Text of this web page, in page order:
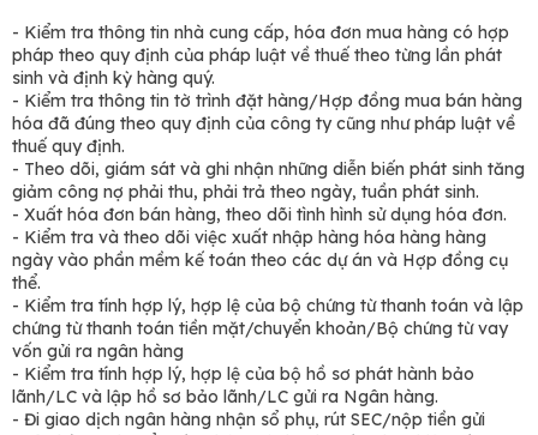
- Kiểm tra thông tin nhà cung cấp, hóa đơn mua hàng có hợp
pháp theo quy định của pháp luật về thuế theo từng lần phát
sinh và định kỳ hàng quý.
- Kiểm tra thông tin tờ trình đặt hàng/Hợp đồng mua bán hàng
hóa đã đúng theo quy định của công ty cũng như pháp luật về
thuế quy định.
- Theo dõi, giám sát và ghi nhận những diễn biến phát sinh tăng
giảm công nợ phải thu, phải trả theo ngày, tuần phát sinh.
- Xuất hóa đơn bán hàng, theo dõi tình hình sử dụng hóa đơn.
- Kiểm tra và theo dõi việc xuất nhập hàng hóa hàng hàng
ngày vào phần mềm kế toán theo các dự án và Hợp đồng cụ
thể.
- Kiểm tra tính hợp lý, hợp lệ của bộ chứng từ thanh toán và lập
chứng từ thanh toán tiền mặt/chuyển khoản/Bộ chứng từ vay
vốn gửi ra ngân hàng
- Kiểm tra tính hợp lý, hợp lệ của bộ hồ sơ phát hành bảo
lãnh/LC và lập hồ sơ bảo lãnh/LC gửi ra Ngân hàng.
- Đi giao dịch ngân hàng nhận sổ phụ, rút SEC/nộp tiền gửi